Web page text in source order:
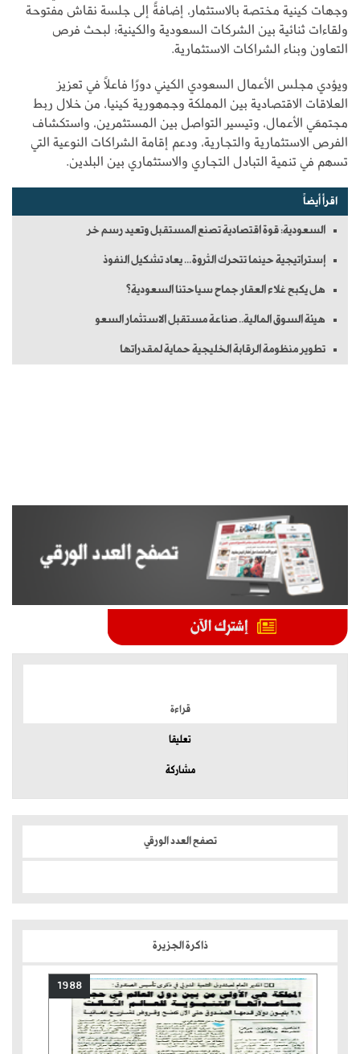
وجهات كينية مختصة بالاستثمار، إضافةً إلى جلسة نقاش مفتوحة
ولقاءات ثنائية بين الشركات السعودية والكينية؛ لبحث فرص
التعاون وبناء الشراكات الاستثمارية.
ويؤدي مجلس الأعمال السعودي الكيني دورًا فاعلًا في تعزيز
العلاقات الاقتصادية بين المملكة وجمهورية كينيا، من خلال ربط
مجتمعَي الأعمال، وتيسير التواصل بين المستثمرين، واستكشاف
الفرص الاستثمارية والتجارية، ودعم إقامة الشراكات النوعية التي
تسهم في تنمية التبادل التجاري والاستثماري بين البلدين.
اقرأ أيضاً
السعودية: قوة اقتصادية تصنع المستقبل وتعيد رسم خر
إستراتيجية حينما تتحرك الثروة… يعاد تشكيل النفوذ
هل يكبح غلاء العقار جماح سياحتنا السعودية؟
هيئة السوق المالية.. صناعة مستقبل الاستثمار السعو
تطوير منظومة الرقابة الخليجية حماية لمقدراتها
قراءة
تعليقا
مشاركة
تصفح العدد الورقي
ذاكرة الجزيرة
1988